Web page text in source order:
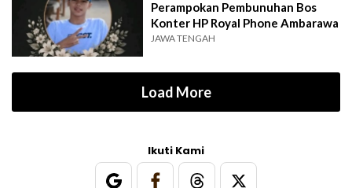
Perampokan Pembunuhan Bos
Konter HP Royal Phone Ambarawa
JAWA TENGAH
Load More
Ikuti Kami